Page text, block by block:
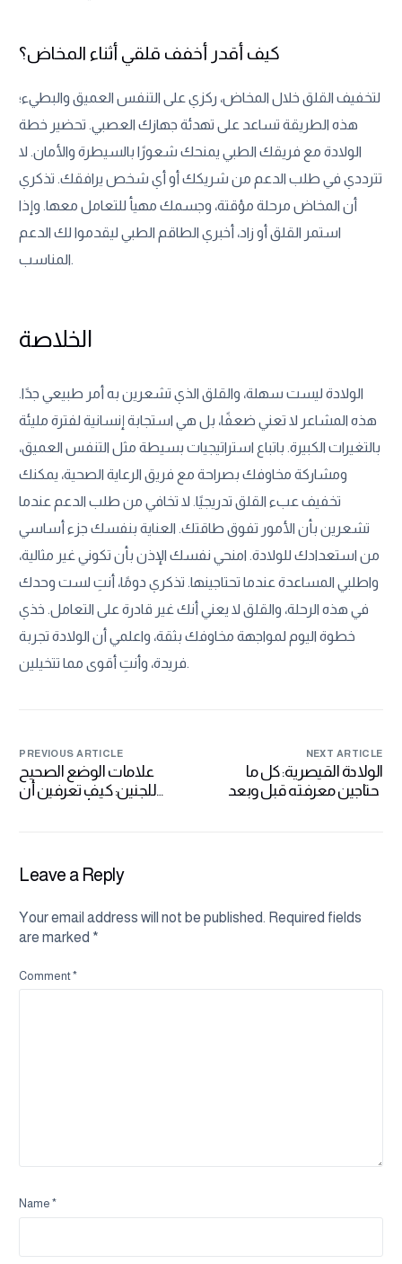
كيف أقدر أخفف قلقي أثناء المخاض؟
لتخفيف القلق خلال المخاض، ركزي على التنفس العميق والبطيء؛
هذه الطريقة تساعد على تهدئة جهازك العصبي. تحضير خطة
الولادة مع فريقك الطبي يمنحك شعورًا بالسيطرة والأمان. لا
تترددي في طلب الدعم من شريكك أو أي شخص يرافقك. تذكري
أن المخاض مرحلة مؤقتة، وجسمك مهيأ للتعامل معها. وإذا
استمر القلق أو زاد، أخبري الطاقم الطبي ليقدموا لك الدعم
المناسب.
الخلاصة
الولادة ليست سهلة، والقلق الذي تشعرين به أمر طبيعي جدًا.
هذه المشاعر لا تعني ضعفًا، بل هي استجابة إنسانية لفترة مليئة
بالتغيرات الكبيرة. باتباع استراتيجيات بسيطة مثل التنفس العميق،
ومشاركة مخاوفك بصراحة مع فريق الرعاية الصحية، يمكنك
تخفيف عبء القلق تدريجيًا. لا تخافي من طلب الدعم عندما
تشعرين بأن الأمور تفوق طاقتك. العناية بنفسك جزء أساسي
من استعدادك للولادة. امنحي نفسك الإذن بأن تكوني غير مثالية،
واطلبي المساعدة عندما تحتاجينها. تذكري دومًا، أنتِ لست وحدك
في هذه الرحلة، والقلق لا يعني أنك غير قادرة على التعامل. خذي
خطوة اليوم لمواجهة مخاوفك بثقة، واعلمي أن الولادة تجربة
فريدة، وأنتِ أقوى مما تتخيلين.
PREVIOUS ARTICLE
علامات الوضع الصحيح
للجنين: كيف تعرفين أن
NEXT ARTICLE
الولادة القيصرية: كل ما
تحتاجين معرفته قبل وبعد
Leave a Reply
Your email address will not be published. Required fields
are marked *
Comment*
Name*